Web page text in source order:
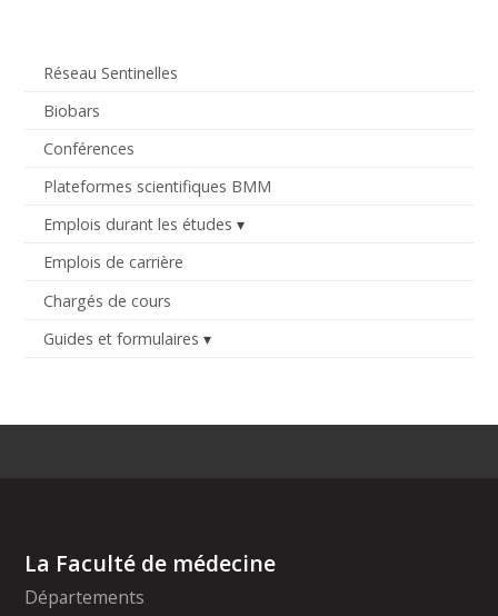
Réseau Sentinelles
Biobars
Conférences
Plateformes scientifiques BMM
Emplois durant les études
Emplois de carrière
Chargés de cours
Guides et formulaires
La Faculté de médecine
Départements